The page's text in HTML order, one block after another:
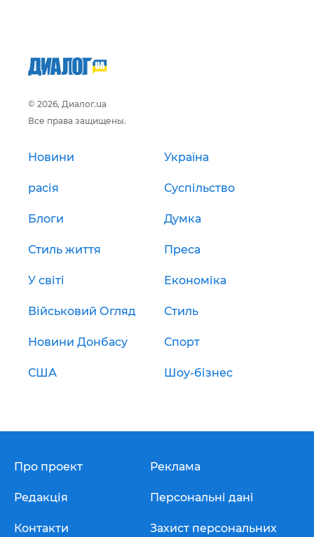
© 2026, Диалог.ua
Все права защищены.
Новини Україна
расія Суспільство
Блоги Думка
Стиль життя Преса
У світі Економіка
Військовий Огляд Стиль
Новини Донбасу Спорт
США Шоу-бізнес
Про проект
Редакція
Контакти
Реклама
Персональні дані
Захист персональних